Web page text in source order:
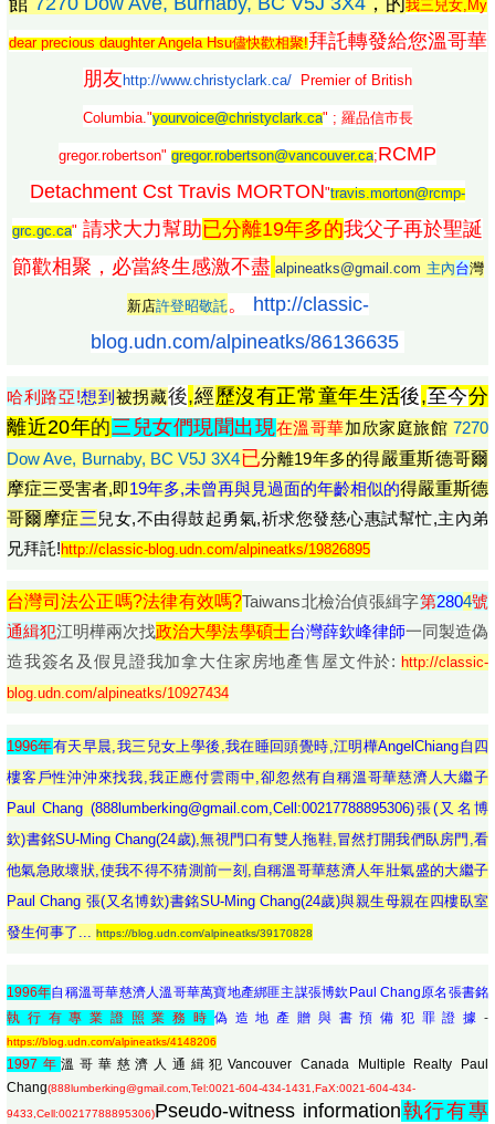
我三兒女,My
dear precious daughter Angela Hsu儘快歡相聚!拜託轉發給您溫哥華
朋友 http://www.christyclark.ca/ Premier of British
Columbia."yourvoice@christyclark.ca" ; 羅品信市長
gregor.robertson" gregor.robertson@vancouver.ca;RCMP
Detachment Cst Travis MORTON"travis.morton@rcmp-
grc.gc.ca" 請求大力幫助已分離19年多的我父子再於聖誕
節歡相聚， 必當終生感激不盡 alpineatks@gmail.com 主內台灣
新店許登昭敬託。
http://classic-
blog.udn.com/alpineatks/86136635
哈利路亞!想到 被拐藏後,經歷沒有正常童年生活後,至今分
離近20年的三兒女們現聞出現在溫哥華加欣家庭旅館7270
Dow Ave, Burnaby, BC V5J 3X4已分離19年多的得嚴重斯德哥爾
摩症三受害者,即19年多,未曾再與見過面的年齡相似的得嚴重斯德
哥爾摩症三兒女,不由得鼓起勇氣,祈求您發慈心惠試幫忙,主內弟
兄拜託! http://classic-blog.udn.com/alpineatks/19826895
台灣司法公正嗎?法律有效嗎?Taiwans北檢治偵張緝字第2804號
通緝犯江明樺兩次找政治大學法學碩士台灣薛欽峰律師一同製造偽
造我簽名及假見證我加拿大住家房地產售屋文件於: http://classic-
blog.udn.com/alpineatks/10927434
1996年有天早晨,我三兒女上學後,我在睡回頭覺時,江明樺AngelChiang自四
樓客戶性沖沖來找我,我正應付雲雨中,卻忽然有自稱溫哥華慈濟人大繼子
Paul Chang (888lumberking@gmail.com,Cell:00217788895306)張(又名博
欽)書銘SU-Ming Chang(24歲),無視門口有雙人拖鞋,冒然打開我們臥房門,看
他氣急敗壞狀,使我不得不猜測前一刻,自稱溫哥華慈濟人年壯氣盛的大繼子
Paul Chang 張(又名博欽)書銘SU-Ming Chang(24歲)與親生母親在四樓臥室
發生何事了... https://blog.udn.com/alpineatks/39170828
1996年自稱溫哥華慈濟人溫哥華萬寶地產綁匪主謀張博欽Paul Chang原名張書銘
執行有專業證照業務時 偽造地產贈與書預備犯罪證據-
https://blog.udn.com/alpineatks/4148206
1997年溫哥華慈濟人通緝犯Vancouver Canada Multiple Realty Paul
Chang(888lumberking@gmail.com,Tel:0021-604-434-1431,FaX:0021-604-434-
9433,Cell:00217788895306)Pseudo-witness information執行有專